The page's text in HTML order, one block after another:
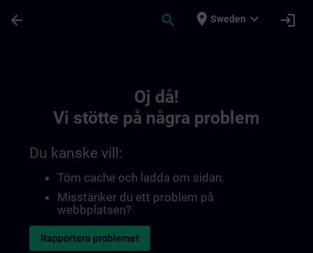
arrow_back search place Sweden expand_more login
Oj då!
Vi stötte på några problem
Du kanske vill:
Töm cache och ladda om sidan.
Misstänker du ett problem på
webbplatsen?
Rapportera problemet